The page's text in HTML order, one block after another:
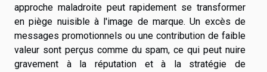
approche maladroite peut rapidement se transformer
en piège nuisible à l'image de marque. Un excès de
messages promotionnels ou une contribution de faible
valeur sont perçus comme du spam, ce qui peut nuire
gravement à la réputation et à la stratégie de